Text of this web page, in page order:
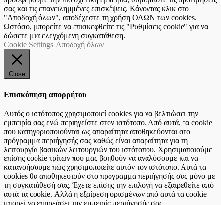
σας και τις επανειλημμένες επισκέψεις. Κάνοντας κλικ στο
"Αποδοχή όλων", αποδέχεστε τη χρήση ΟΛΩΝ των cookies.
Ωστόσο, μπορείτε να επισκεφθείτε τις "Ρυθμίσεις cookie" για να
δώσετε μια ελεγχόμενη συγκατάθεση.
Cookie Settings Αποδοχή όλων
Close
Επισκόπηση απορρήτου
Αυτός ο ιστότοπος χρησιμοποιεί cookies για να βελτιώσει την
εμπειρία σας ενώ περιηγείστε στον ιστότοπο. Από αυτά, τα cookie
που κατηγοριοποιούνται ως απαραίτητα αποθηκεύονται στο
πρόγραμμα περιήγησής σας καθώς είναι απαραίτητα για τη
λειτουργία βασικών λειτουργιών του ιστότοπου. Χρησιμοποιούμε
επίσης cookie τρίτων που μας βοηθούν να αναλύσουμε και να
κατανοήσουμε πώς χρησιμοποιείτε αυτόν τον ιστότοπο. Αυτά τα
cookies θα αποθηκευτούν στο πρόγραμμα περιήγησής σας μόνο με
τη συγκατάθεσή σας. Έχετε επίσης την επιλογή να εξαιρεθείτε από
αυτά τα cookie. Αλλά η εξαίρεση ορισμένων από αυτά τα cookie
μπορεί να επηρεάσει την εμπειρία περιήγησής σας.